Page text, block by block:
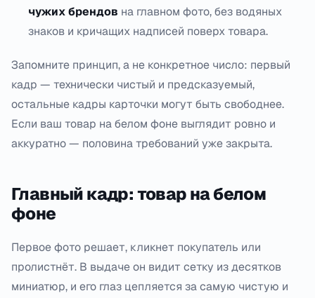
чужих брендов на главном фото, без водяных
знаков и кричащих надписей поверх товара.
Запомните принцип, а не конкретное число: первый
кадр — технически чистый и предсказуемый,
остальные кадры карточки могут быть свободнее.
Если ваш товар на белом фоне выглядит ровно и
аккуратно — половина требований уже закрыта.
Главный кадр: товар на белом
фоне
Первое фото решает, кликнет покупатель или
пролистнёт. В выдаче он видит сетку из десятков
миниатюр, и его глаз цепляется за самую чистую и